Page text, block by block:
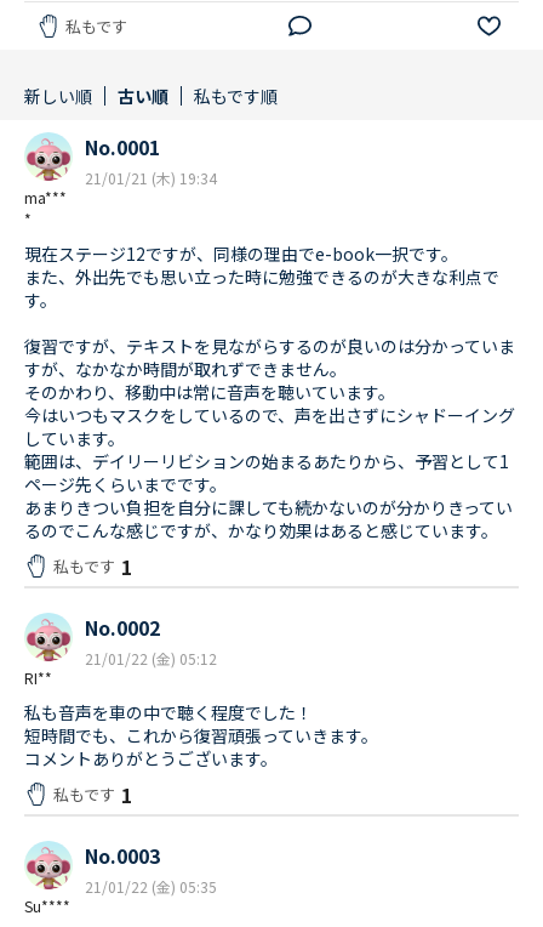
私もです
新しい順 古い順 私もです順
ma***
*
No.0001
21/01/21 (木) 19:34
現在ステージ12ですが、同様の理由でe-book一択です。
また、外出先でも思い立った時に勉強できるのが大きな利点で
す。
復習ですが、テキストを見ながらするのが良いのは分かっていま
すが、なかなか時間が取れずできません。
そのかわり、移動中は常に音声を聴いています。
今はいつもマスクをしているので、声を出さずにシャドーイング
しています。
範囲は、デイリーリビションの始まるあたりから、予習として1
ページ先くらいまでです。
あまりきつい負担を自分に課しても続かないのが分かりきってい
るのでこんな感じですが、かなり効果はあると感じています。
私もです 1
RI**
No.0002
21/01/22 (金) 05:12
私も音声を車の中で聴く程度でした！
短時間でも、これから復習頑張っていきます。
コメントありがとうございます。
私もです 1
Su****
No.0003
21/01/22 (金) 05:35